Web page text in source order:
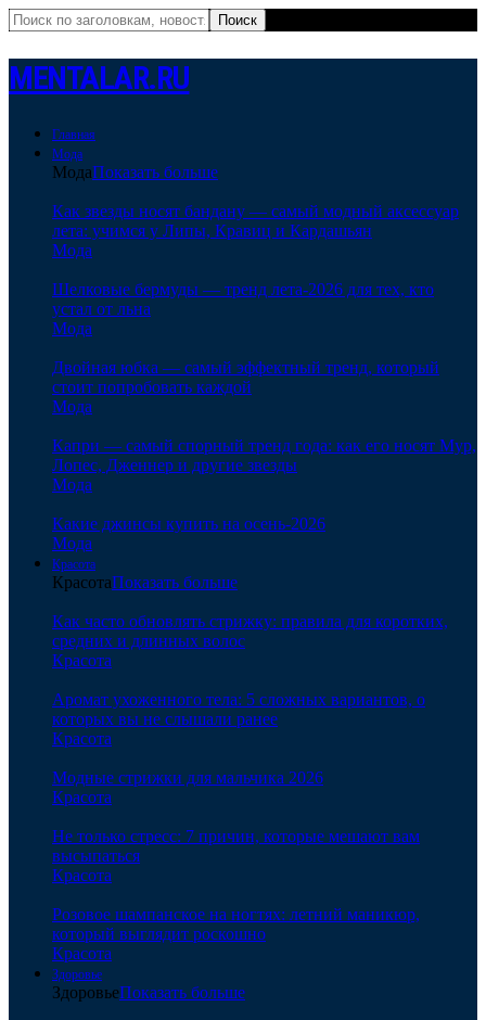
MENTALAR.RU
Главная
Мода
МодаПоказать больше
Как звезды носят бандану — самый модный аксессуар
лета: учимся у Липы, Кравиц и Кардашьян
Мода
Шелковые бермуды — тренд лета-2026 для тех, кто
устал от льна
Мода
Двойная юбка — самый эффектный тренд, который
стоит попробовать каждой
Мода
Капри — самый спорный тренд года: как его носят Мур,
Лопес, Дженнер и другие звезды
Мода
Какие джинсы купить на осень-2026
Мода
Красота
КрасотаПоказать больше
Как часто обновлять стрижку: правила для коротких,
средних и длинных волос
Красота
Аромат ухоженного тела: 5 сложных вариантов, о
которых вы не слышали ранее
Красота
Модные стрижки для мальчика 2026
Красота
Не только стресс: 7 причин, которые мешают вам
высыпаться
Красота
Розовое шампанское на ногтях: летний маникюр,
который выглядит роскошно
Красота
Здоровье
ЗдоровьеПоказать больше